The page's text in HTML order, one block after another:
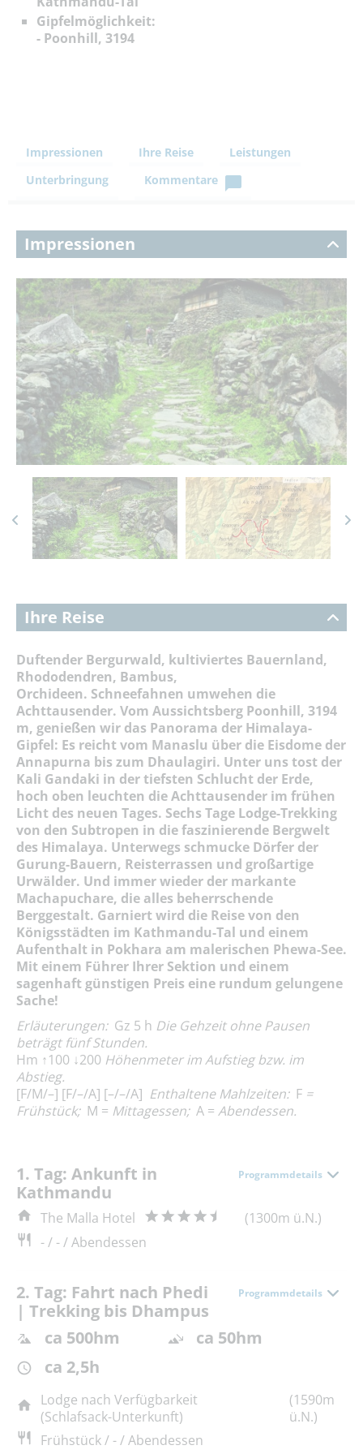
Gipfelmöglichkeit:
- Poonhill, 3194
Impressionen Ihre Reise
Leistungen
Unterbringung
Kommentare
Impressionen
Ihre Reise
Duftender Bergurwald, kultiviertes Bauernland,
Rhododendren, Bambus,
Orchideen. Schneefahnen umwehen die
Achttausender. Vom Aussichtsberg Poonhill, 3194
m, genießen wir das Panorama der Himalaya-
Gipfel: Es reicht vom Manaslu über die Eisdome der
Annapurna bis zum Dhaulagiri. Unter uns tost der
Kali Gandaki in der tiefsten Schlucht der Erde,
hoch oben leuchten die Achttausender im frühen
Licht des neuen Tages. Sechs Tage Lodge-Trekking
von den Subtropen in die faszinierende Bergwelt
des Himalaya. Unterwegs schmucke Dörfer der
Gurung-Bauern, Reisterrassen und großartige
Urwälder. Und immer wieder der markante
Machapuchare, die alles beherrschende
Berggestalt. Garniert wird die Reise von den
Königsstädten im Kathmandu-Tal und einem
Aufenthalt in Pokhara am malerischen Phewa-See.
Mit einem Führer Ihrer Sektion und einem
sagenhaft günstigen Preis eine rundum gelungene
Sache!
Erläuterungen: Gz 5 h DieGehzeit ohne Pausen
beträgt fünf Stunden.
Hm ↑100 ↓200 Höhenmeter im Aufstieg bzw. im
Abstieg.
[F/M/–] [F/–/A] [–/–/A] Enthaltene Mahlzeiten: F =
Frühstück; M = Mittagessen; A = Abendessen.
1. Tag: Ankunft in
Kathmandu
Programmdetails
The Malla Hotel
(1300m ü.N.)
- / - / Abendessen
2. Tag: Fahrt nach Phedi
| Trekking bis Dhampus
Programmdetails
ca 500hm
ca 50hm
ca 2,5h
Lodge nach Verfügbarkeit
(Schlafsack-Unterkunft)
(1590m
ü.N.)
Frühstück / - / Abendessen